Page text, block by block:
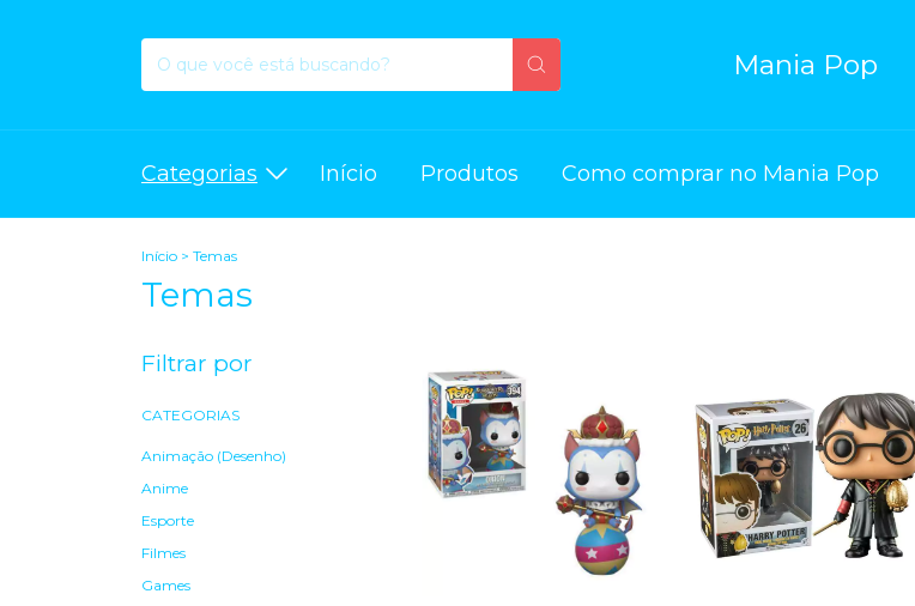
Mania Pop
Categorias Início Produtos Como comprar no Mania Pop
Início > Temas
Temas
Filtrar por
CATEGORIAS
Animação (Desenho)
Anime
Esporte
Filmes
Games